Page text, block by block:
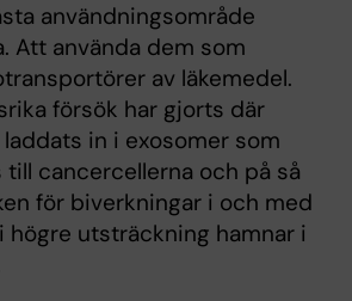
användningsområde
Att använda dem som
av läkemedel.
försök har gjorts där
in i exosomer som
cancercellerna och på så
för biverkningar i och med
högre utsträckning hamnar i